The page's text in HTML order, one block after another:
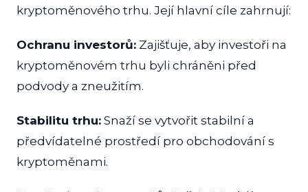
kryptoměnového trhu. Její hlavní cíle zahrnují:
Ochranu investorů: Zajišťuje, aby investoři na
kryptoměnovém trhu byli chráněni před
podvody a zneužitím.
Stabilitu trhu: Snaží se vytvořit stabilní a
předvídatelné prostředí pro obchodování s
kryptoměnami.